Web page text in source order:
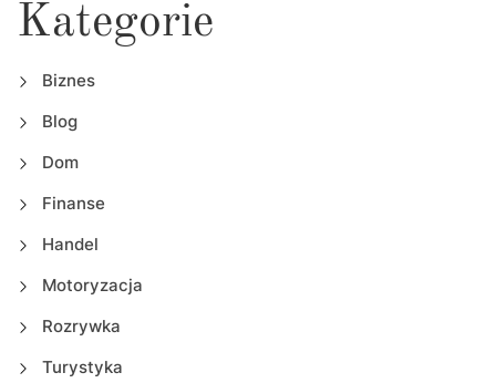
Kategorie
Biznes
Blog
Dom
Finanse
Handel
Motoryzacja
Rozrywka
Turystyka